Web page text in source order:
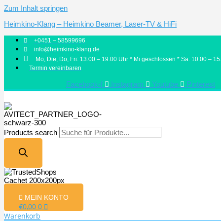
Zum Inhalt springen
Heimkino-Klang – Heimkino Beamer, Laser-TV & HiFi
+0451 – 58599696
info@heimkino-klang.de
Mo, Die, Do, Fri: 13.00 – 19.00 Uhr * Mi geschlossen * Sa: 10.00 –
Termin vereinbaren
Facebook-f Instagram Youtube Pinterest
Products search
MEIN KONTO
€0,00 0
Warenkorb